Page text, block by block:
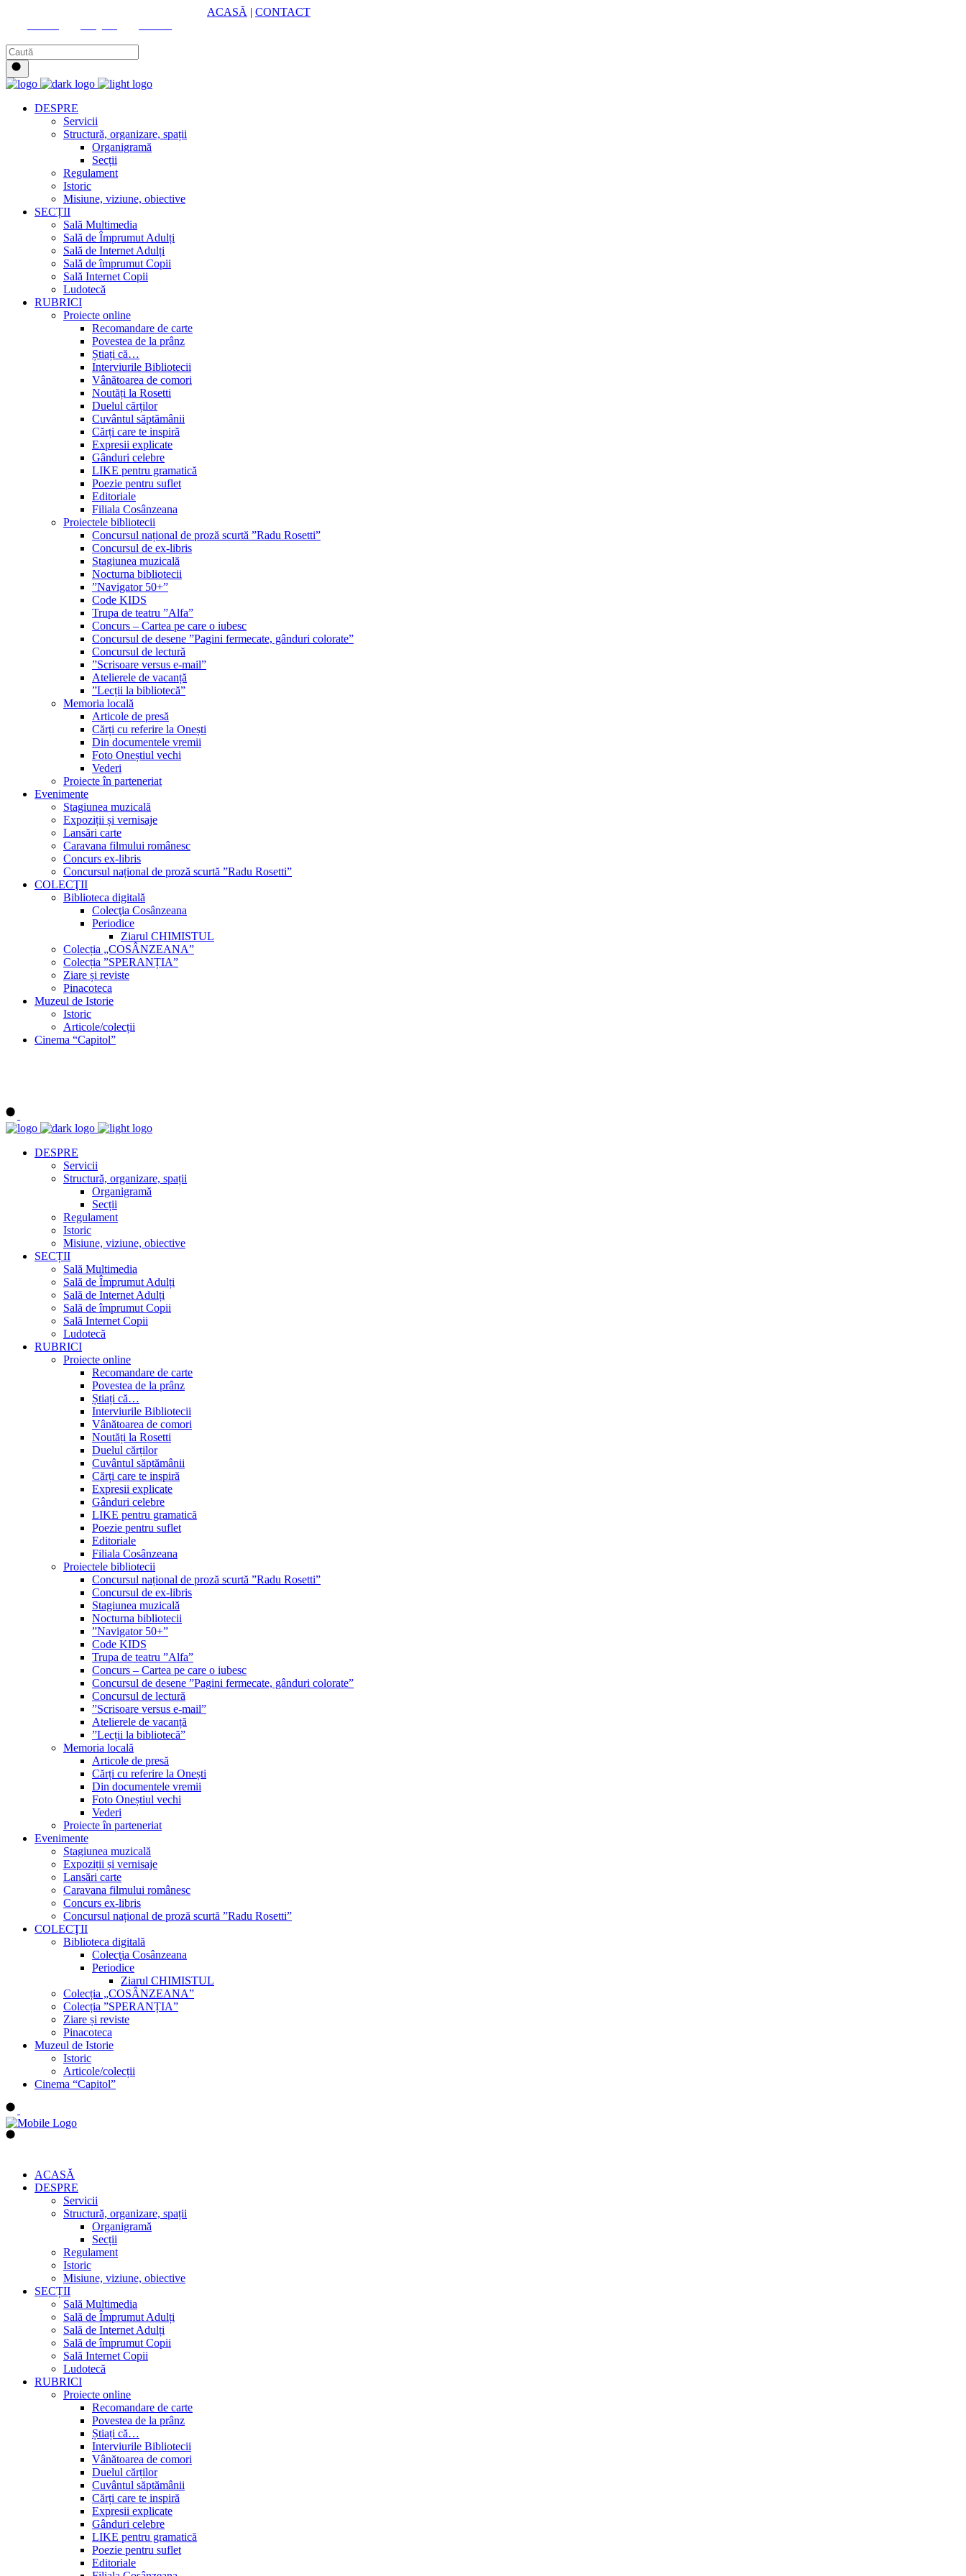
ACASĂ | CONTACT
DESPRE
Servicii
Structură, organizare, spații
Organigramă
Secții
Regulament
Istoric
Misiune, viziune, obiective
SECȚII
Sală Multimedia
Sală de Împrumut Adulți
Sală de Internet Adulți
Sală de împrumut Copii
Sală Internet Copii
Ludotecă
RUBRICI
Proiecte online
Recomandare de carte
Povestea de la prânz
Știați că…
Interviurile Bibliotecii
Vânătoarea de comori
Noutăți la Rosetti
Duelul cărților
Cuvântul săptămânii
Cărți care te inspiră
Expresii explicate
Gânduri celebre
LIKE pentru gramatică
Poezie pentru suflet
Editoriale
Filiala Cosânzeana
Proiectele bibliotecii
Concursul național de proză scurtă ”Radu Rosetti”
Concursul de ex-libris
Stagiunea muzicală
Nocturna bibliotecii
”Navigator 50+”
Code KIDS
Trupa de teatru ”Alfa”
Concurs – Cartea pe care o iubesc
Concursul de desene ”Pagini fermecate, gânduri colorate”
Concursul de lectură
”Scrisoare versus e-mail”
Atelierele de vacanță
”Lecții la bibliotecă”
Memoria locală
Articole de presă
Cărți cu referire la Onești
Din documentele vremii
Foto Oneștiul vechi
Vederi
Proiecte în parteneriat
Evenimente
Stagiunea muzicală
Expoziții și vernisaje
Lansări carte
Caravana filmului românesc
Concurs ex-libris
Concursul național de proză scurtă ”Radu Rosetti”
COLECŢII
Biblioteca digitală
Colecţia Cosânzeana
Periodice
Ziarul CHIMISTUL
Colecția „COSÂNZEANA”
Colecția ”SPERANȚIA”
Ziare și reviste
Pinacoteca
Muzeul de Istorie
Istoric
Articole/colecții
Cinema “Capitol”
DESPRE
Servicii
Structură, organizare, spații
Organigramă
Secții
Regulament
Istoric
Misiune, viziune, obiective
SECȚII
Sală Multimedia
Sală de Împrumut Adulți
Sală de Internet Adulți
Sală de împrumut Copii
Sală Internet Copii
Ludotecă
RUBRICI
Proiecte online
Recomandare de carte
Povestea de la prânz
Știați că…
Interviurile Bibliotecii
Vânătoarea de comori
Noutăți la Rosetti
Duelul cărților
Cuvântul săptămânii
Cărți care te inspiră
Expresii explicate
Gânduri celebre
LIKE pentru gramatică
Poezie pentru suflet
Editoriale
Filiala Cosânzeana
Proiectele bibliotecii
Concursul național de proză scurtă ”Radu Rosetti”
Concursul de ex-libris
Stagiunea muzicală
Nocturna bibliotecii
”Navigator 50+”
Code KIDS
Trupa de teatru ”Alfa”
Concurs – Cartea pe care o iubesc
Concursul de desene ”Pagini fermecate, gânduri colorate”
Concursul de lectură
”Scrisoare versus e-mail”
Atelierele de vacanță
”Lecții la bibliotecă”
Memoria locală
Articole de presă
Cărți cu referire la Onești
Din documentele vremii
Foto Oneștiul vechi
Vederi
Proiecte în parteneriat
Evenimente
Stagiunea muzicală
Expoziții și vernisaje
Lansări carte
Caravana filmului românesc
Concurs ex-libris
Concursul național de proză scurtă ”Radu Rosetti”
COLECŢII
Biblioteca digitală
Colecţia Cosânzeana
Periodice
Ziarul CHIMISTUL
Colecția „COSÂNZEANA”
Colecția ”SPERANȚIA”
Ziare și reviste
Pinacoteca
Muzeul de Istorie
Istoric
Articole/colecții
Cinema “Capitol”
ACASĂ
DESPRE
Servicii
Structură, organizare, spații
Organigramă
Secții
Regulament
Istoric
Misiune, viziune, obiective
SECȚII
Sală Multimedia
Sală de Împrumut Adulți
Sală de Internet Adulți
Sală de împrumut Copii
Sală Internet Copii
Ludotecă
RUBRICI
Proiecte online
Recomandare de carte
Povestea de la prânz
Știați că…
Interviurile Bibliotecii
Vânătoarea de comori
Duelul cărților
Cuvântul săptămânii
Cărți care te inspiră
Expresii explicate
Gânduri celebre
LIKE pentru gramatică
Poezie pentru suflet
Editoriale